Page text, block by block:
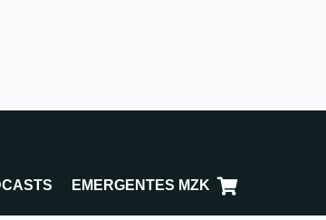
EMERGENTES MZK